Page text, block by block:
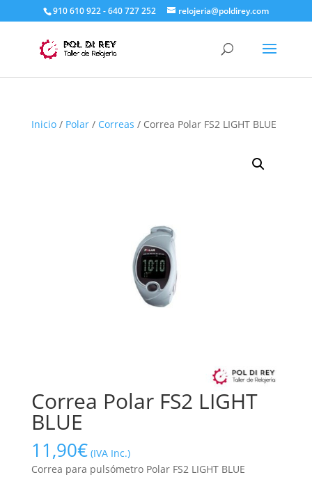
910 610 922 - 640 727 252 relojeria@poldirey.com
Inicio/ Polar/ Correas / Correa Polar FS2 LIGHT BLUE
Correa Polar FS2 LIGHT
BLUE
11,90€ (IVA Inc.)
Correa para pulsómetro Polar FS2 LIGHT BLUE